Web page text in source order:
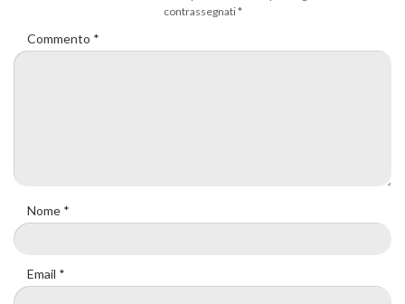
contrassegnati*
Commento *
Nome *
Email *